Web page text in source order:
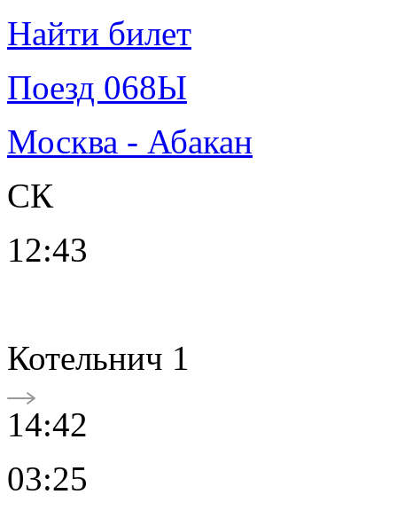
Найти билет
Поезд 068Ы
Москва - Абакан
СК
12:43
Котельнич 1
14:42
03:25